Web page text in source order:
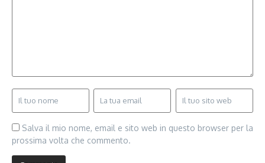
Salva il mio nome, email e sito web in questo browser per la
prossima volta che commento.